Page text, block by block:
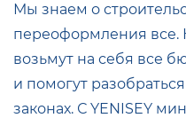
Мы знаем о
переоформления все.
возьмут на себя все
и помогут
законах. С YENISEY